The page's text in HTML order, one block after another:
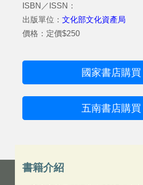
ISBN／ISSN：
出版單位： 文化部文化資產局
價格：定價$250
國家書店購買
五南書店購買
書籍介紹